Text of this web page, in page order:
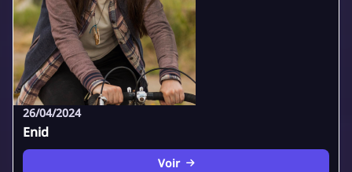
26/04/2024
Enid
Voir